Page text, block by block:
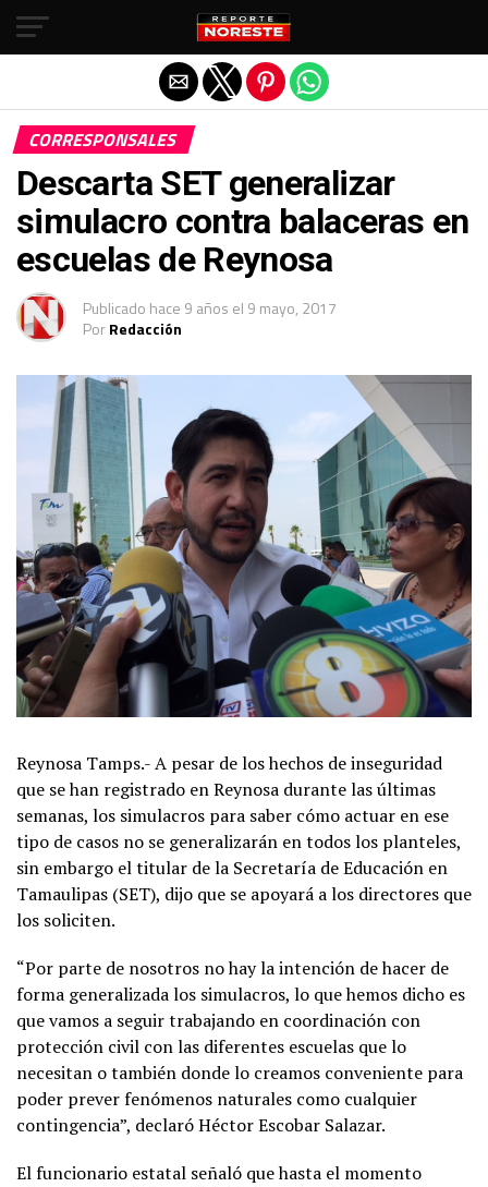
CORRESPONSALES
Descarta SET generalizar
simulacro contra balaceras en
escuelas de Reynosa
Publicado hace 9 años el 9 mayo, 2017
PorRedacción
Reynosa Tamps.- A pesar de los hechos de inseguridad
que se han registrado en Reynosa durante las últimas
semanas, los simulacros para saber cómo actuar en ese
tipo de casos no se generalizarán en todos los planteles,
sin embargo el titular de la Secretaría de Educación en
Tamaulipas (SET), dijo que se apoyará a los directores que
los soliciten.
“Por parte de nosotros no hay la intención de hacer de
forma generalizada los simulacros, lo que hemos dicho es
que vamos a seguir trabajando en coordinación con
protección civil con las diferentes escuelas que lo
necesitan o también donde lo creamos conveniente para
poder prever fenómenos naturales como cualquier
contingencia”, declaró Héctor Escobar Salazar.
El funcionario estatal señaló que hasta el momento
Salir de la versión móvil